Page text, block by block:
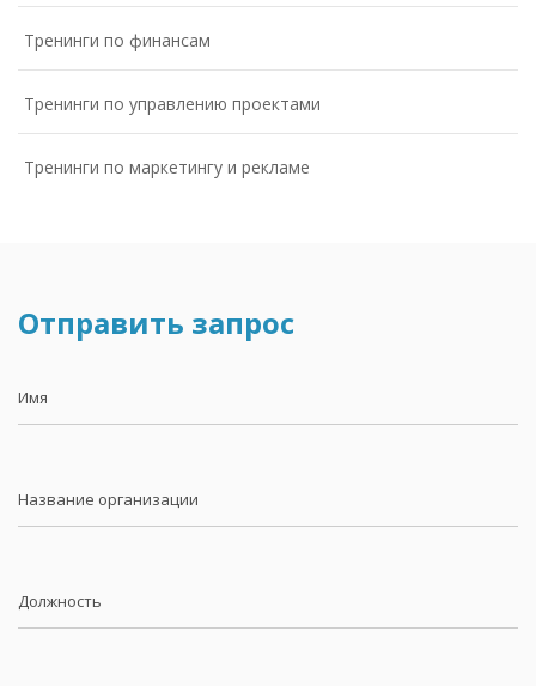
Тренинги по финансам
Тренинги по управлению проектами
Тренинги по маркетингу и рекламе
Отправить запрос